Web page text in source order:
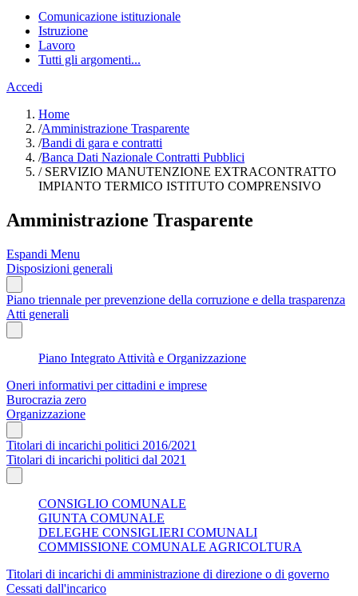
Comunicazione istituzionale
Istruzione
Lavoro
Tutti gli argomenti...
Accedi
Home
/Amministrazione Trasparente
/Bandi di gara e contratti
/Banca Dati Nazionale Contratti Pubblici
/SERVIZIO MANUTENZIONE EXTRACONTRATTO
IMPIANTO TERMICO ISTITUTO COMPRENSIVO
Amministrazione Trasparente
Espandi Menu
Disposizioni generali
Piano triennale per prevenzione della corruzione e della trasparenza
Atti generali
Piano Integrato Attività e Organizzazione
Oneri informativi per cittadini e imprese
Burocrazia zero
Organizzazione
Titolari di incarichi politici 2016/2021
Titolari di incarichi politici dal 2021
CONSIGLIO COMUNALE
GIUNTA COMUNALE
DELEGHE CONSIGLIERI COMUNALI
COMMISSIONE COMUNALE AGRICOLTURA
Titolari di incarichi di amministrazione di direzione o di governo
Cessati dall'incarico